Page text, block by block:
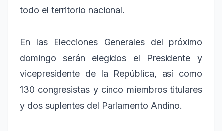
todo el territorio nacional.
En las Elecciones Generales del próximo
domingo serán elegidos el Presidente y
vicepresidente de la República, así como
130 congresistas y cinco miembros titulares
y dos suplentes del Parlamento Andino.